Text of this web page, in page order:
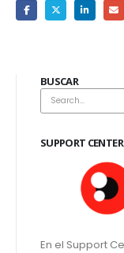
BUSCAR
SUPPORT CENTER
En el Support